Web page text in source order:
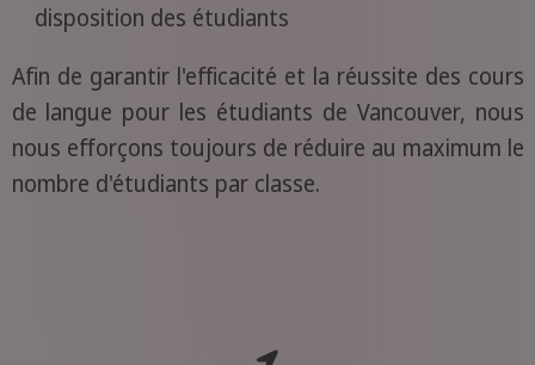
disposition des étudiants
Afin de garantir l'efficacité et la réussite des cours
de langue pour les étudiants de Vancouver, nous
nous efforçons toujours de réduire au maximum le
nombre d'étudiants par classe.